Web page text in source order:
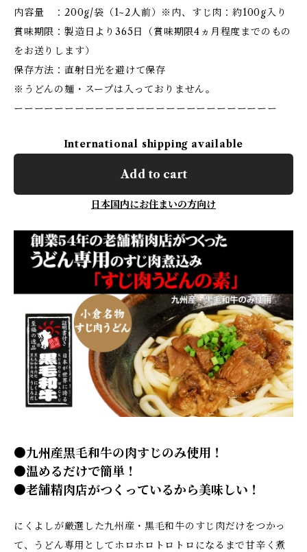
内容量 ：200g/袋（1~2人前）※内、すじ肉：約100g入り
賞味期限：製造日より365日（賞味期限4ヵ月程度までのもの
をお送りします）
保存方法：直射日光を避けて保存
※うどんの麺・スープは入っておりません。
ーーーーーーーーーーーーーーーーーーーーーーーーーー
International shipping available
Add to cart
日本国内にお住まいの方向け
●九州産黒毛和牛の肉すじのみ使用！
●温めるだけで簡単！
●老舗精肉店がつくっているから美味しい！
にくよしが厳選した九州産・黒毛和牛のすじ肉だけをつかっ
て、うどん専用としてホロホロトロトロになるまで甘辛く煮